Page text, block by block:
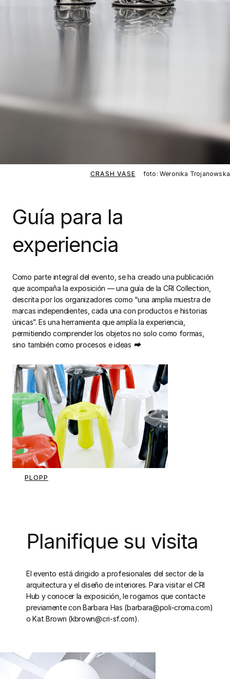
CRASH VASE foto: Weronika Trojanowska
Guía para la
experiencia
Como parte integral del evento, se ha creado una publicación
que acompaña la exposición — una guía de la CRI Collection,
descrita por los organizadores como “una amplia muestra de
marcas independientes, cada una con productos e historias
únicas”. Es una herramienta que amplía la experiencia,
permitiendo comprender los objetos no solo como formas,
sino también como procesos e ideas ⮕
PLOPP
Planifique su visita
El evento está dirigido a profesionales del sector de la
arquitectura y el diseño de interiores. Para visitar el CRI
Hub y conocer la exposición, le rogamos que contacte
previamente con Barbara Has (barbara@poli-croma.com)
o Kat Brown (kbrown@cri-sf.com).